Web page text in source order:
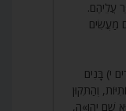
עֲלֵיהֶם.
מַעֲשִׂים
י) בָּנִים
וְהַתִּקּוּן
שֵׁם יְהֹוָ»ה,